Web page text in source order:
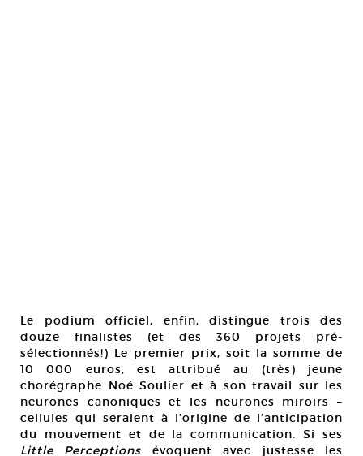
Le podium officiel, enfin, distingue trois des
douze finalistes (et des 360 projets pré-
sélectionnés!) Le premier prix, soit la somme de
10 000 euros, est attribué au (très) jeune
chorégraphe Noé Soulier et à son travail sur les
neurones canoniques et les neurones miroirs –
cellules qui seraient à l’origine de l’anticipation
du mouvement et de la communication. Si ses
Little Perceptions évoquent avec justesse les